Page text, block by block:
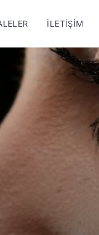
İLETIŞIM